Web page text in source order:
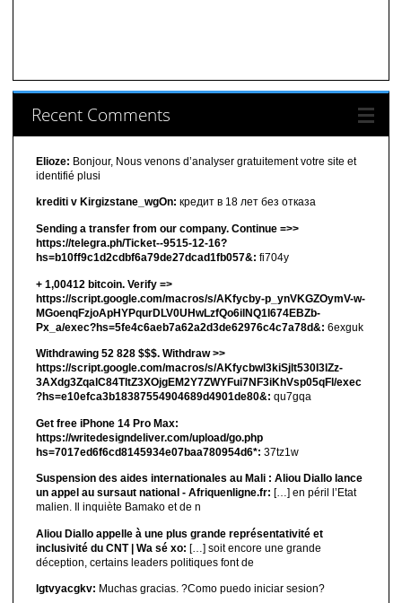
Recent Comments
Elioze: Bonjour, Nous venons d’analyser gratuitement votre site et
identifié plusi
krediti v Kirgizstane_wgOn: кредит в 18 лет без отказа
Sending a transfer from our company. Continue =>>
https://telegra.ph/Ticket--9515-12-16?
hs=b10ff9c1d2cdbf6a79de27dcad1fb057&: fi704y
+ 1,00412 bitсоin. Verify =>
https://script.google.com/macros/s/AKfycby-p_ynVKGZOymV-w-
MGoenqFzjoApHYPqurDLV0UHwLzfQo6ilNQ1l674EBZb-
Px_a/exec?hs=5fe4c6aeb7a62a2d3de62976c4c7a78d&: 6exguk
Withdrawing 52 828 $$$. Withdrаw >>
https://script.google.com/macros/s/AKfycbwl3kiSjlt530I3lZz-
3AXdg3ZqalC84TltZ3XOjgEM2Y7ZWYFui7NF3iKhVsp05qFl/exec
?hs=e10efca3b18387554904689d4901de80&: qu7gqa
Get free iPhone 14 Pro Max:
https://writedesigndeliver.com/upload/go.php
hs=7017ed6f6cd8145934e07baa780954d6*: 37tz1w
Suspension des aides internationales au Mali : Aliou Diallo lance
un appel au sursaut national - Afriquenligne.fr: […] en péril l’Etat
malien. Il inquiète Bamako et de n
Aliou Diallo appelle à une plus grande représentativité et
inclusivité du CNT | Wa sé xo: […] soit encore une grande
déception, certains leaders politiques font de
lgtvyacgkv: Muchas gracias. ?Como puedo iniciar sesion?